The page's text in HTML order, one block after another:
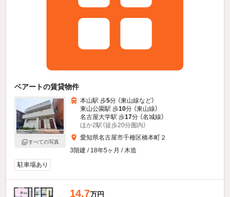
ベアートの賃貸物件
すべての写真
本山駅 歩5分 （東山線など）
東山公園駅 歩10分 （東山線）
名古屋大学駅 歩17分 （名城線）
ほか2駅（徒歩20分圏内）
愛知県名古屋市千種区橋本町２
3階建 / 18年5ヶ月 / 木造
駐車場あり
14.7万円